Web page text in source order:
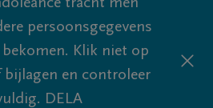
tracht men
persoonsgegevens
Klik niet op
en controleer
DELA